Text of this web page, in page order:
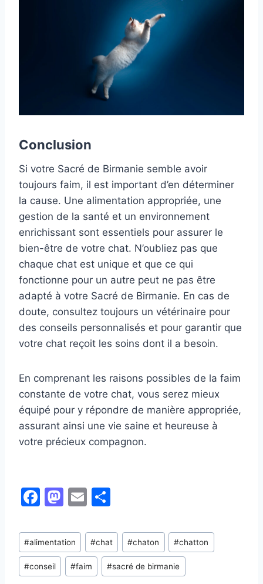
Conclusion
Si votre Sacré de Birmanie semble avoir
toujours faim, il est important d’en déterminer
la cause. Une alimentation appropriée, une
gestion de la santé et un environnement
enrichissant sont essentiels pour assurer le
bien-être de votre chat. N’oubliez pas que
chaque chat est unique et que ce qui
fonctionne pour un autre peut ne pas être
adapté à votre Sacré de Birmanie. En cas de
doute, consultez toujours un vétérinaire pour
des conseils personnalisés et pour garantir que
votre chat reçoit les soins dont il a besoin.
En comprenant les raisons possibles de la faim
constante de votre chat, vous serez mieux
équipé pour y répondre de manière appropriée,
assurant ainsi une vie saine et heureuse à
votre précieux compagnon.
F
c
e
b
M
st
o
d
E
ai
l
ta
g
er
Étiquettes
de
la
#alimentation #chat #chaton #chatton
#conseil #faim #sacré de birmanie